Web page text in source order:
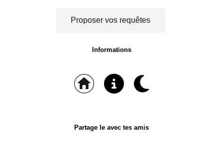
Proposer vos requêtes
Informations
Partage le avec tes amis